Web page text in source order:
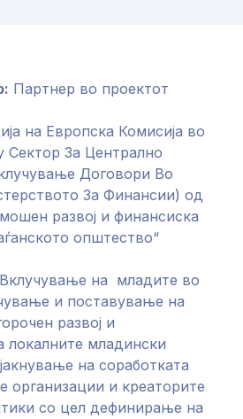
Партнер во проектот
на Европска Комисија во
Сектор За Централно
Договори Во
За Финансии) од
развој и финансиска
општество“
Вклучување на младите во
и поставување на
развој и
локалните младински
на соработката
организации и креаторите
со цел дефинирање на